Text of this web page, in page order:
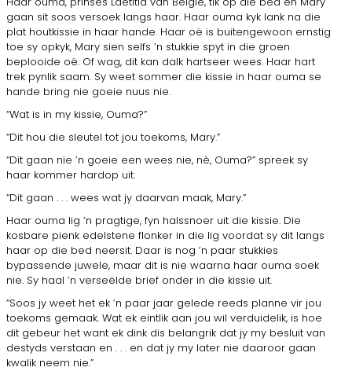
gaan sit soos versoek langs haar. Haar ouma kyk lank na die
plat houtkissie in haar hande. Haar oë is buitengewoon ernstig
toe sy opkyk, Mary sien selfs ’n stukkie spyt in die groen
beplooide oë. Of wag, dit kan dalk hartseer wees. Haar hart
trek pynlik saam. Sy weet sommer die kissie in haar ouma se
hande bring nie goeie nuus nie.
“Wat is in my kissie, Ouma?”
“Dit hou die sleutel tot jou toekoms, Mary.”
“Dit gaan nie ’n goeie een wees nie, nè, Ouma?” spreek sy
haar kommer hardop uit.
“Dit gaan . . . wees wat jy daarvan maak, Mary.”
Haar ouma lig ’n pragtige, fyn halssnoer uit die kissie. Die
kosbare pienk edelstene flonker in die lig voordat sy dit langs
haar op die bed neersit. Daar is nog ’n paar stukkies
bypassende juwele, maar dit is nie waarna haar ouma soek
nie. Sy haal ’n verseëlde brief onder in die kissie uit.
“Soos jy weet het ek ’n paar jaar gelede reeds planne vir jou
toekoms gemaak. Wat ek eintlik aan jou wil verduidelik, is hoe
dit gebeur het want ek dink dis belangrik dat jy my besluit van
destyds verstaan en . . . en dat jy my later nie daaroor gaan
kwalik neem nie.”